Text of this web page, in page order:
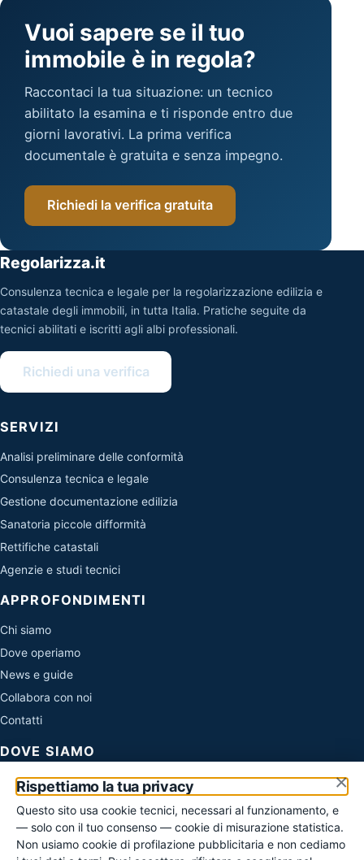
Vuoi sapere se il tuo
immobile è in regola?
Raccontaci la tua situazione: un tecnico
abilitato la esamina e ti risponde entro due
giorni lavorativi. La prima verifica
documentale è gratuita e senza impegno.
Richiedi la verifica gratuita
Regolarizza.it
Consulenza tecnica e legale per la regolarizzazione edilizia e
catastale degli immobili, in tutta Italia. Pratiche seguite da
tecnici abilitati e iscritti agli albi professionali.
Richiedi una verifica
SERVIZI
Analisi preliminare delle conformità
Consulenza tecnica e legale
Gestione documentazione edilizia
Sanatoria piccole difformità
Rettifiche catastali
Agenzie e studi tecnici
APPROFONDIMENTI
Chi siamo
Dove operiamo
News e guide
Collabora con noi
Contatti
DOVE SIAMO
Evo Sistemi di Cirone Simone
Via Fratelli Cairoli 45
06073 Corciano (PG)
P. IVA 02949240549
info@regolarizza.it
×
Rispettiamo la tua privacy
Questo sito usa cookie tecnici, necessari al funzionamento, e
— solo con il tuo consenso — cookie di misurazione statistica.
Non usiamo cookie di profilazione pubblicitaria e non cediamo